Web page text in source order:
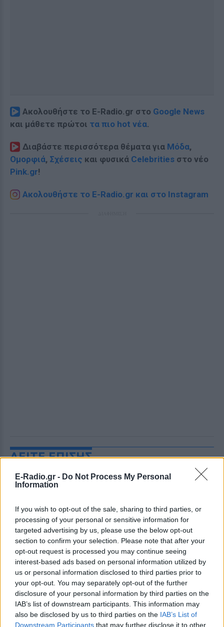
E-Radio.gr - Do Not Process My Personal
Information
If you wish to opt-out of the sale, sharing to third parties, or
processing of your personal or sensitive information for
targeted advertising by us, please use the below opt-out
section to confirm your selection. Please note that after your
opt-out request is processed you may continue seeing
interest-based ads based on personal information utilized by
us or personal information disclosed to third parties prior to
your opt-out. You may separately opt-out of the further
disclosure of your personal information by third parties on the
IAB’s list of downstream participants. This information may
also be disclosed by us to third parties on the IAB’s List of
Downstream Participants that may further disclose it to other
Ακολουθήστε το E-Radio.gr στο Google News
και μάθετε πρώτοι τα πιο hot νέα.
Διαβάστε περισσότερα θέματα για Μόδα,
Ομορφιά, Σχέσεις και φυσικά Celebrities στο νέο
Pink.gr!
Ακολουθήστε το E-Radio.gr και στο Instagram
ΔΕΙΤΕ ΕΠΙΣΗΣ
ΣΤΗΝ ΙΔΙΑ ΚΑΤΗΓΟΡΙΑ
Πού εξαφανίστηκε η Dido; Η
τραγουδίστρια που πούλησε 40
εκ. δίσκους άφησε τη δόξα και
άλλαξε ζωή
ΠΡΙΝ 5 ΏΡΕΣ
Με επιτυχίες όπως τα «Thank You»,
«White Flag» και τη θρυλική συνεργασία
της με τον Eminem στο «Stan», η Dido
έγινε μία από τις μεγαλύτερες ποπ σταρ
των 00s
Η πιο δύσκολη στιγμή στη ζωή
του Barack Obama δεν συνέβη